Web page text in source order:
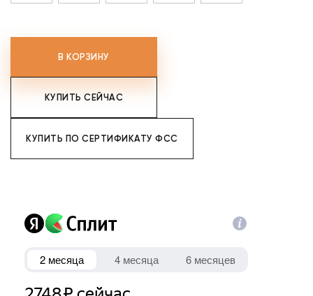
В КОРЗИНУ
КУПИТЬ СЕЙЧАС
КУПИТЬ ПО СЕРТИФИКАТУ ФСС